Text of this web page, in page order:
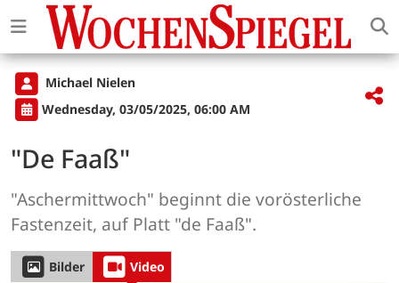
Michael Nielen
Wednesday, 03/05/2025, 06:00 AM
"De Faaß"
"Aschermittwoch" beginnt die vorösterliche
Fastenzeit, auf Platt "de Faaß".
Bilder Video